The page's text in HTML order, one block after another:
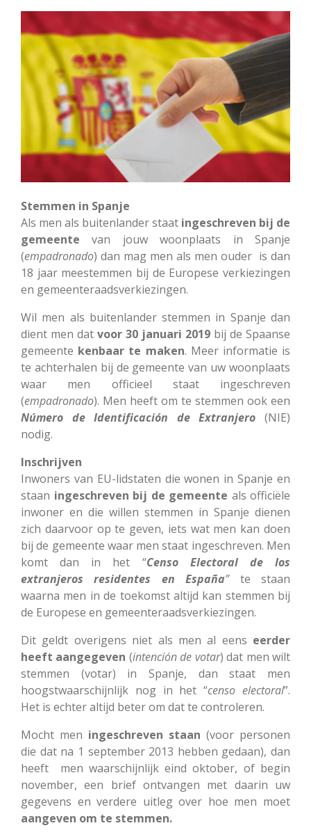
Stemmen in Spanje
Als men als buitenlander staat ingeschreven bij de
gemeente van jouw woonplaats in Spanje
(empadronado) dan mag men als men ouder is dan
18 jaar meestemmen bij de Europese verkiezingen
en gemeenteraadsverkiezingen.
Wil men als buitenlander stemmen in Spanje dan
dient men dat voor 30 januari 2019 bij de Spaanse
gemeente kenbaar te maken. Meer informatie is
te achterhalen bij de gemeente van uw woonplaats
waar men officieel staat ingeschreven
(empadronado). Men heeft om te stemmen ook een
Número de Identificación de Extranjero (NIE)
nodig.
Inschrijven
Inwoners van EU-lidstaten die wonen in Spanje en
staan ingeschreven bij de gemeente als officiële
inwoner en die willen stemmen in Spanje dienen
zich daarvoor op te geven, iets wat men kan doen
bij de gemeente waar men staat ingeschreven. Men
komt dan in het “Censo
Electoral de los
extranjeros residentes en España”te staan
waarna men in de toekomst altijd kan stemmen bij
de Europese en gemeenteraadsverkiezingen.
Dit geldt overigens niet als men al eens eerder
heeft aangegeven (intención de votar) dat men wilt
stemmen (votar) in Spanje, dan staat men
hoogstwaarschijnlijk nog in het “censo electoral”.
Het is echter altijd beter om dat te controleren.
Mocht men ingeschreven staan (voor personen
die dat na 1 september 2013 hebben gedaan), dan
heeft men waarschijnlijk eind oktober, of begin
november, een brief ontvangen met daarin uw
gegevens en verdere uitleg over hoe men moet
aangeven om te stemmen.